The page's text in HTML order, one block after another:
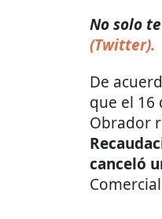
No solo
(Twitter).
De
que el 16
Obrador
canceló